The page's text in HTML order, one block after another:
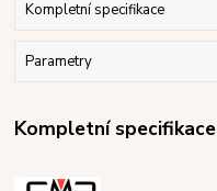
Kompletní specifikace
Parametry
Kompletní specifikace